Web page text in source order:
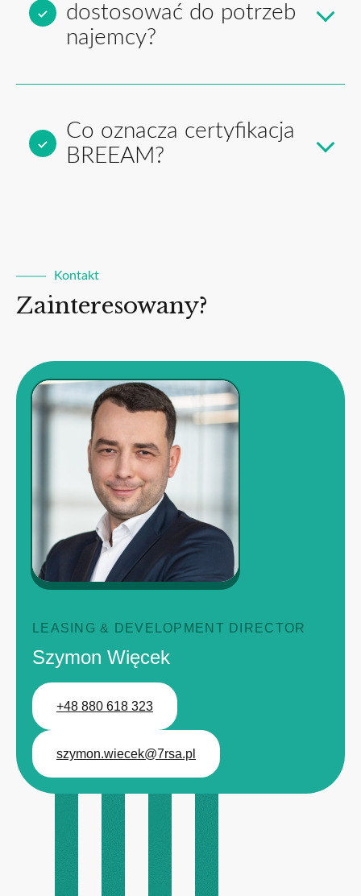
dostosować do potrzeb
najemcy?
Co oznacza certyfikacja
BREEAM?
Kontakt
Zainteresowany?
LEASING & DEVELOPMENT DIRECTOR
Szymon Więcek
+48 880 618 323
szymon.wiecek@7rsa.pl